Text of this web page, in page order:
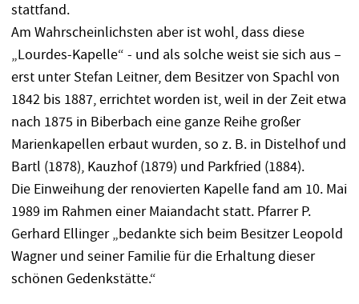
stattfand.
Am Wahrscheinlichsten aber ist wohl, dass diese
„Lourdes-Kapelle“ - und als solche weist sie sich aus –
erst unter Stefan Leitner, dem Besitzer von Spachl von
1842 bis 1887, errichtet worden ist, weil in der Zeit etwa
nach 1875 in Biberbach eine ganze Reihe großer
Marienkapellen erbaut wurden, so z. B. in Distelhof und
Bartl (1878), Kauzhof (1879) und Parkfried (1884).
Die Einweihung der renovierten Kapelle fand am 10. Mai
1989 im Rahmen einer Maiandacht statt. Pfarrer P.
Gerhard Ellinger „bedankte sich beim Besitzer Leopold
Wagner und seiner Familie für die Erhaltung dieser
schönen Gedenkstätte.“